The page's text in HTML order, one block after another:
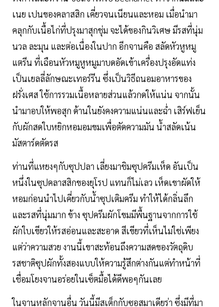
เนย เปนของคลาสสิก เคี่ยวจนเนียนและหอม เมื่อนำมา
คลุกกับเนื้อไก่ที่ปรุงมาสุกชุ่ม จะได้ของกินวิเศษ มีรสที่นุ่ม
นวล ละมุน และต่อเนื่องในปาก อีกจานคือ สลัดหัวหูหมู
แตรีน ที่เฉือนหัวหมูหูหมูมาบดอัดเข้าเครื่องปรุงอัดแท่ง
เป็นเยลลี่ลักษณะเทอร์รีน ซึ่งเป็นวิธีถนอมอาหารของ
ฝรั่งเศส ใช้การรวมเนื้อหลายส่วนแล้วกดให้แน่น จากนั้น
นำมาอบให้พอสุก ด้านในยังคงความแน่นและฉ่ำ เสิร์ฟเย็น
กับผักสดใบหยิกหอมอมขมเพื่อตัดความมัน น้ำสลัดเน้น
มัสตาร์ดตัดรส
ท่านที่แหยงๆกับซุปปลา เลี่ยงมาชิมซุปครีมเห็ด อันเป็น
หนึ่งในซุปคลาสสิกของยุโรป แทนก็ไม่เลว เห็ดเขาผัดให้
หอมก่อนนำไปเคี่ยวกับน้ำซุปเติมครีม ทำให้ได้กลิ่นลึก
และรสที่นุ่มมาก ข้าง ซุปครีมผักโขมมีพื้นฐานจากการใช้
ผักใบเขียวให้รสอ่อนและสะอาด สีเขียวที่เห็นไม่ใช่เพียง
แต่ว่าความสวย งานนี้เขาสะท้อนถึงความสดของวัตถุดิบ
รสชาติซุปผักทั้งสองแบบให้ความรู้สึกต่างกันแต่ทำหน้าที่
เชื่อมโยงจานอร่อยในเซ็ตมื้อได้ดีพอๆกันเลย
ในจานหลักจานอื่น วันนี้มีสเต็กกับซอสมาเดียร่า ซึ่งมีที่มา